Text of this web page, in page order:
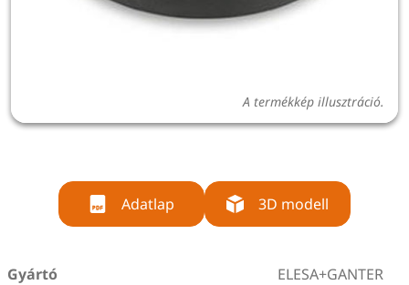
A termékkép illusztráció.
Adatlap 3D modell
Gyártó
ELESA+GANTER